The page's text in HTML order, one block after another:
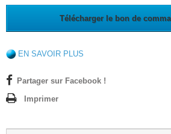
Télécharger le bon de
EN SAVOIR PLUS
Partager sur Facebook !
Imprimer